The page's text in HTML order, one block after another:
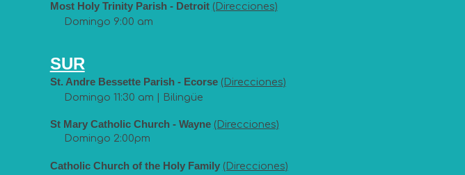
Most Holy Trinity Parish - Detroit (Direcciones)
Domingo 9:00 am
SUR
St. Andre Bessette Parish - Ecorse (Direcciones)
Domingo 11:30 am | Bilingüe
St Mary Catholic Church - Wayne (Direcciones)
Domingo 2:00pm
Catholic Church of the Holy Family (Direcciones)